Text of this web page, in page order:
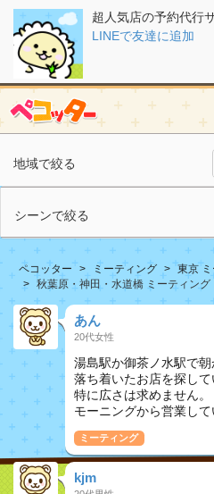
超人気店の予約代行
LINEで友達に追加
地域で絞る
シーンで絞る
ペコッター ミーティング
東京
秋葉原・神田・水道橋 ミーティング
あん
20代女性
湯島駅か御茶ノ水駅で朝
落ち着いたお店を探して
特に広さは求めません。
モーニングから営業して
ミーティング
kjm